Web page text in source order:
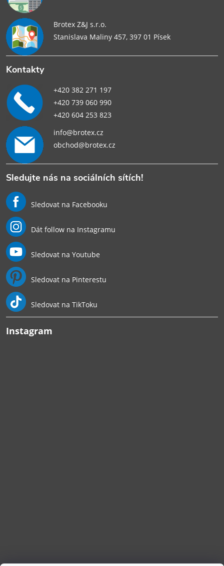
Brotex Z&J s.r.o.
Stanislava Maliny 457, 397 01 Písek
Kontakty
+420 382 271 197
+420 739 060 990
+420 604 253 823
info@brotex.cz
obchod@brotex.cz
Sledujte nás na sociálních sítích!
Sledovat na Facebooku
Dát follow na Instagramu
Sledovat na Youtube
Sledovat na Pinterestu
Sledovat na TikToku
Instagram